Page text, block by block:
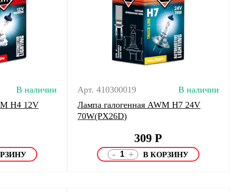
В наличии
H4 12V
Арт. 410300019
В наличии
Лампа галогенная AWM H7 24V
70W(PX26D)
309Р
- +